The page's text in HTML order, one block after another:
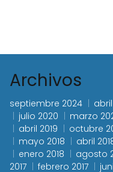
Archivos
septiembre 2024
julio 2020
marzo
abril 2019
octubre
mayo 2018
abril
enero 2018
agosto
2017
febrero 2017